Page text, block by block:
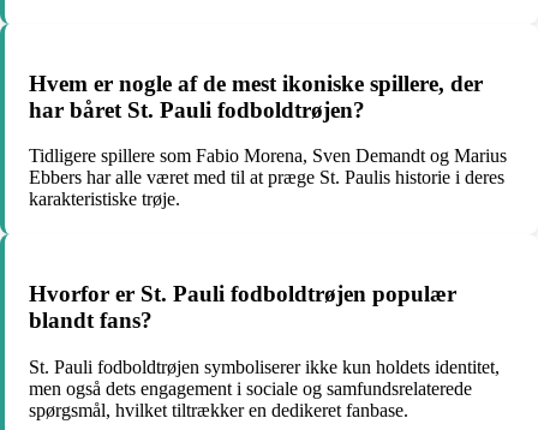
Hvem er nogle af de mest ikoniske spillere, der
har båret St. Pauli fodboldtrøjen?
Tidligere spillere som Fabio Morena, Sven Demandt og Marius
Ebbers har alle været med til at præge St. Paulis historie i deres
karakteristiske trøje.
Hvorfor er St. Pauli fodboldtrøjen populær
blandt fans?
St. Pauli fodboldtrøjen symboliserer ikke kun holdets identitet,
men også dets engagement i sociale og samfundsrelaterede
spørgsmål, hvilket tiltrækker en dedikeret fanbase.